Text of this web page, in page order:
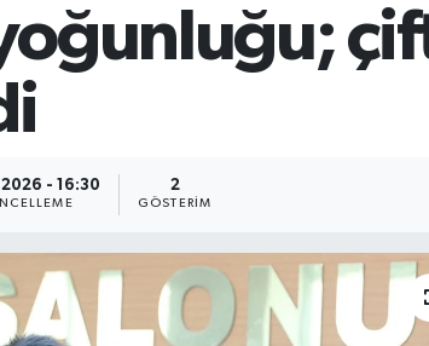
- 16:30 2
GÖSTERIM